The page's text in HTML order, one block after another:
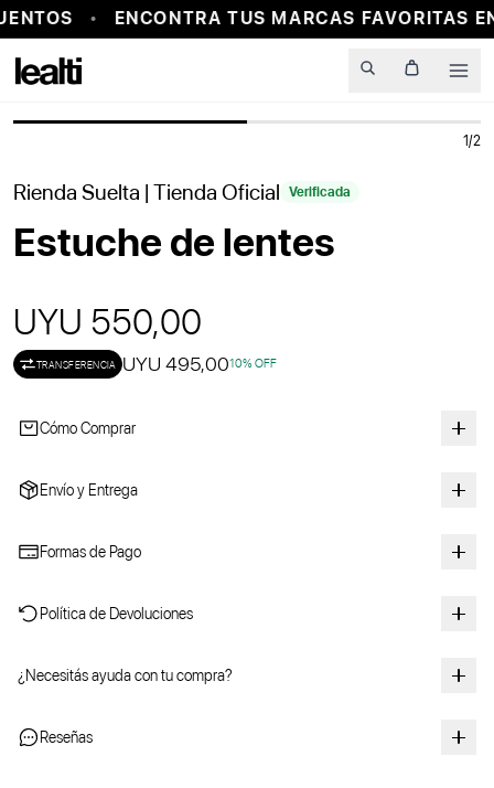
ENCONTRA TUS MARCAS FAVORITAS
PROBADOR VIRTUAL
1/2
Rienda Suelta | Tienda Oficial Verificada
Estuche de lentes
UYU 550,00
TRANSFERENCIA UYU 495,0010% OFF
Cómo Comprar
Envío y Entrega
Formas de Pago
Política de Devoluciones
¿Necesitás ayuda con tu compra?
Reseñas